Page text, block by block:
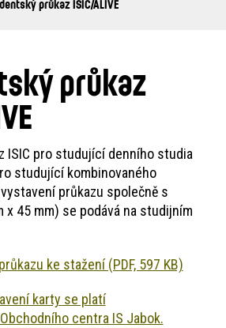
průkaz ISIC/ALIVE
průkaz
ISIC pro studující denního studia
studující kombinovaného
průkazu společně s
x 45 mm) se podává na studijním
ke stažení (PDF, 597 KB)
karty se platí
centra IS Jabok.